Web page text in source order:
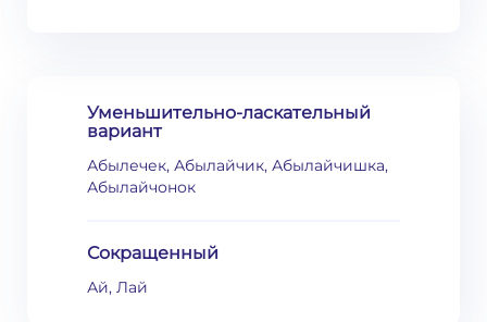
Уменьшительно-ласкательный
вариант
Абылечек, Абылайчик, Абылайчишка,
Абылайчонок
Сокращенный
Ай, Лай